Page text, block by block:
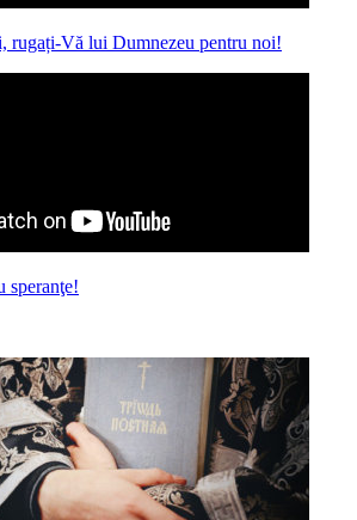
rugați-Vă lui Dumnezeu pentru noi!
speranţe!